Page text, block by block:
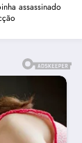
assassinado